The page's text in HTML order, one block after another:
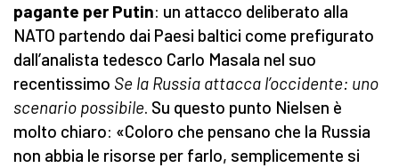
pagante per Putin: un attacco deliberato alla
NATO partendo dai Paesi baltici come prefigurato
dall’analista tedesco Carlo Masala nel suo
recentissimo Se la Russia attacca l’occidente: uno
scenario possibile. Su questo punto Nielsen è
molto chiaro: «Coloro che pensano che la Russia
non abbia le risorse per farlo, semplicemente si